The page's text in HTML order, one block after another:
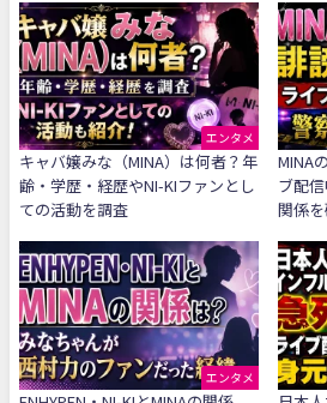
エンタメ
キャバ嬢みな（MINA）は何者？年
齢・学歴・経歴やNI-KIファンとし
ての活動を調査
MINA
ブ配
関係
エンタメ